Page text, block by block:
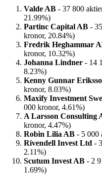
Valde AB - 37 800
21.99%)
Partinc Capital AB -
kronor, 20.84%)
Fredrik Heghammar
kronor, 10.32%)
Johanna Lindner - 14
8.23%)
Kenny Gunnar
kronor, 8.03%)
Maxify Investment
000 kronor, 4.61%)
A Larsson Consulting
kronor, 4.47%)
Robin Lilia AB - 5 000
Rivendell Invest Ltd -
2.11%)
Scutum Invest AB - 2
1.69%)